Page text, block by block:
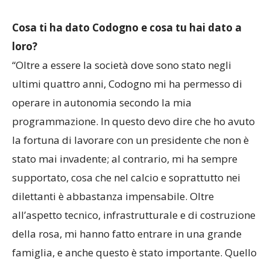
Cosa ti ha dato Codogno e cosa tu hai dato a
loro?
“Oltre a essere la società dove sono stato negli
ultimi quattro anni, Codogno mi ha permesso di
operare in autonomia secondo la mia
programmazione. In questo devo dire che ho avuto
la fortuna di lavorare con un presidente che non è
stato mai invadente; al contrario, mi ha sempre
supportato, cosa che nel calcio e soprattutto nei
dilettanti è abbastanza impensabile. Oltre
all’aspetto tecnico, infrastrutturale e di costruzione
della rosa, mi hanno fatto entrare in una grande
famiglia, e anche questo è stato importante. Quello